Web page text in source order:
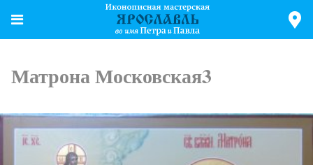
Матрона Московская3